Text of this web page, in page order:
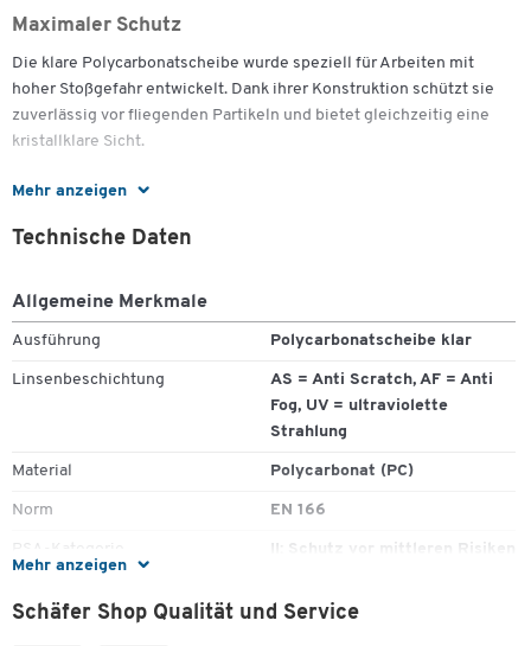
Mehr anzeigen
Maximaler Schutz
Die klare Polycarbonatscheibe wurde speziell für Arbeiten mit
hoher Stoßgefahr entwickelt. Dank ihrer Konstruktion schützt sie
zuverlässig vor fliegenden Partikeln und bietet gleichzeitig eine
kristallklare Sicht.
Komfortable Anpassung
Der weiche, große PVC-Rahmen passt sich optimal an das Gesicht
Flüssigkeiten und Staub keine Chance haben.
Vielseitigkeit im Einsatz
Egal ob in Kombination mit Staubmasken oder Atemschutz-
Halbmasken – diese Brille ist vielseitig einsetzbar. Das breite
Nylon-Gummiband lässt sich einfach einstellen, um einen
perfekten Sitz zu gewährleisten.
Wichtige Details:
Klarer Schutz durch Polycarbonat
Nylon-Gummiband: Einstellbar
Mehr anzeigen
Technische Daten
Allgemeine Merkmale
Ausführung Polycarbonatscheibe klar
Linsenbeschichtung
AS = Anti Scratch, AF = Anti
Fog, UV = ultraviolette
Strahlung
Material Polycarbonat (PC)
Norm EN 166
PSA-Kategorie II: Schutz vor mittleren Risiken
Schäfer Shop Qualität und Service
Zum Zoomen doppeltippen